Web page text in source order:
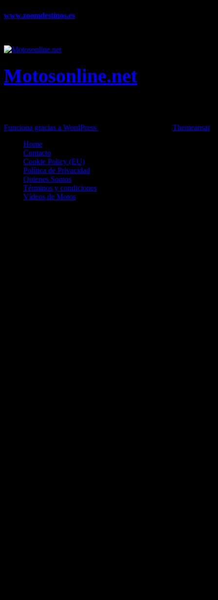
www.zoomdestinos.es
Motosonline.net
Funciona gracias a WordPress
Themeansar.
Home
Contacto
Cookie Policy (EU)
Política de Privacidad
Quienes Somos
Términos y condiciones
Vídeos de Motos